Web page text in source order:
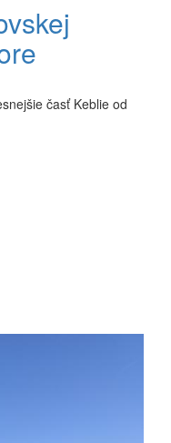
časť Keblie od